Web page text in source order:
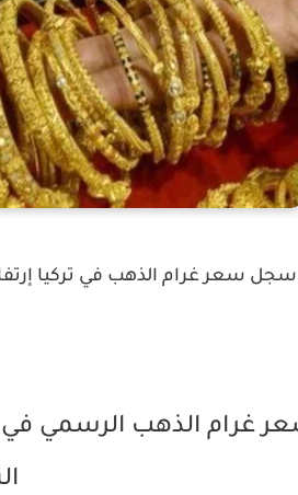
سجل سعر غرام الذهب في تركيا إرتفاع في